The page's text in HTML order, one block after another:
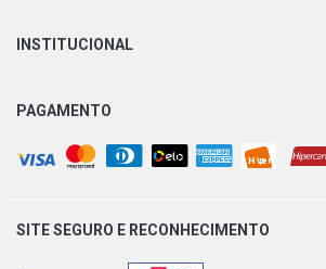
INSTITUCIONAL
PAGAMENTO
SITE SEGURO E RECONHECIMENTO